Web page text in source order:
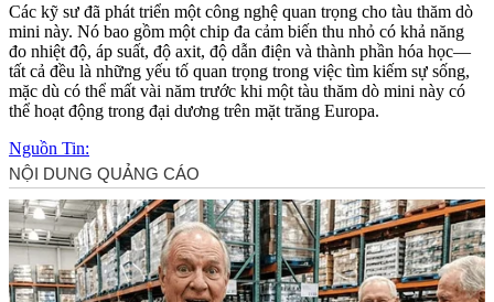
Các kỹ sư đã phát triển một công nghệ quan trọng cho tàu thăm dò
mini này. Nó bao gồm một chip đa cảm biến thu nhỏ có khả năng
đo nhiệt độ, áp suất, độ axit, độ dẫn điện và thành phần hóa học—
tất cả đều là những yếu tố quan trọng trong việc tìm kiếm sự sống,
mặc dù có thể mất vài năm trước khi một tàu thăm dò mini này có
thể hoạt động trong đại dương trên mặt trăng Europa.
Nguồn Tin: